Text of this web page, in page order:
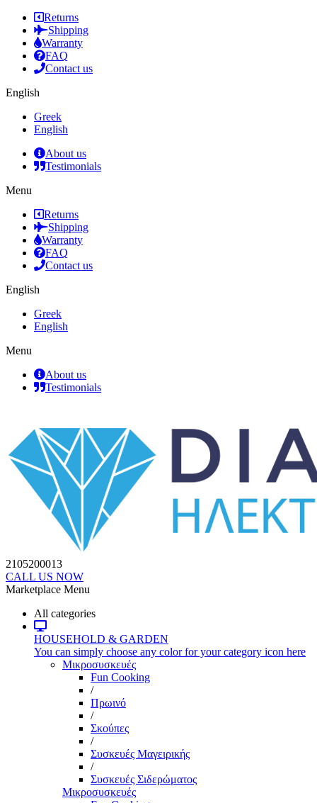
Returns
Shipping
Warranty
FAQ
Contact us
English
Greek
English
About us
Testimonials
Menu
Returns
Shipping
Warranty
FAQ
Contact us
English
Greek
English
Menu
About us
Testimonials
2105200013
CALL US NOW
Marketplace Menu
All categories
HOUSEHOLD & GARDEN
You can simply choose any color for your category icon here
Μικροσυσκευές
Fun Cooking
/
Πρωινό
/
Σκούπες
/
Συσκευές Μαγειρικής
/
Συσκευές Σιδερώματος
Μικροσυσκευές